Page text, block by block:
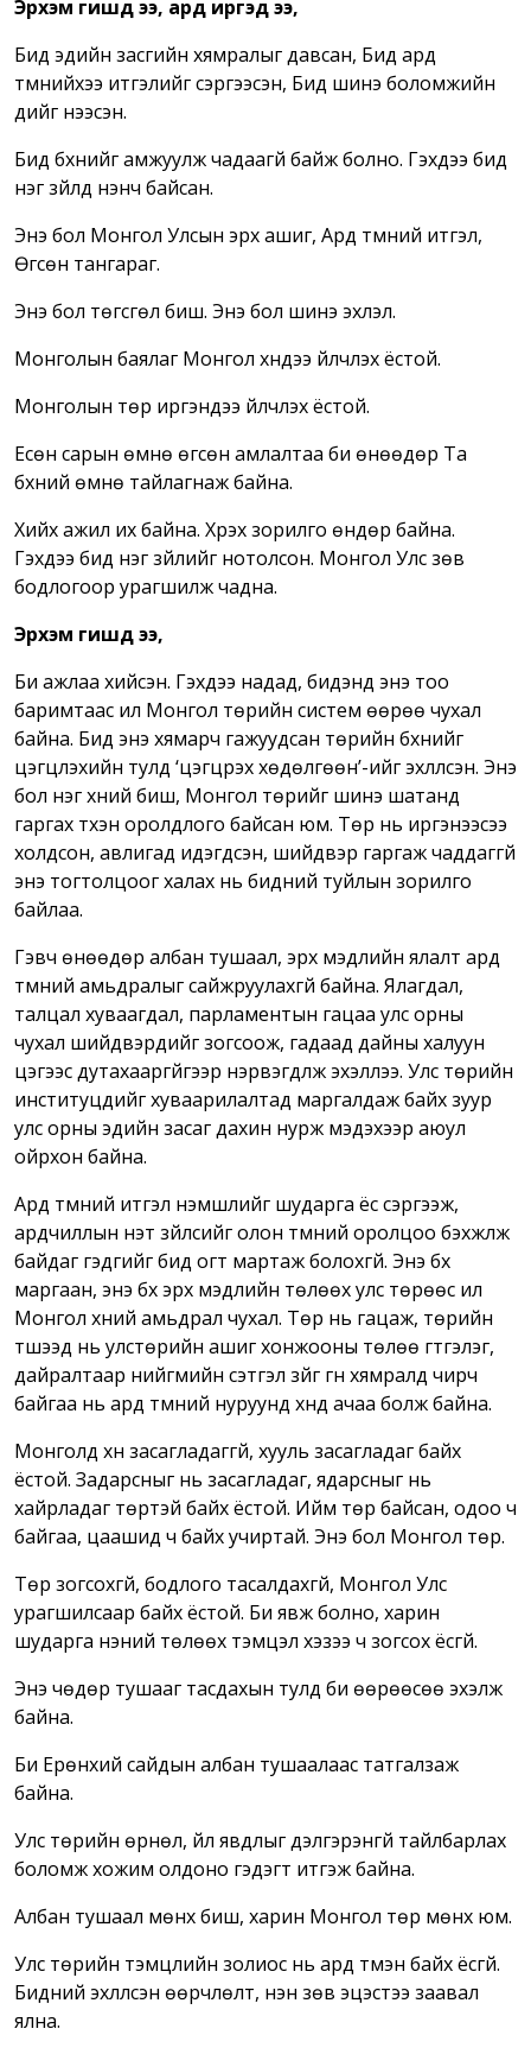
Эрхэм гишүүд ээ, ард иргэд ээ,
Бид эдийн засгийн хямралыг давсан, Бид ард
түмнийхээ итгэлийг сэргээсэн, Бид шинэ боломжийн
үүдийг нээсэн.
Бид бүхнийг амжуулж чадаагүй байж болно. Гэхдээ бид
нэг зүйлд үнэнч байсан.
Энэ бол Монгол Улсын эрх ашиг, Ард түмний итгэл,
Өгсөн тангараг.
Энэ бол төгсгөл биш. Энэ бол шинэ эхлэл.
Монголын баялаг Монгол хүндээ үйлчлэх ёстой.
Монголын төр иргэндээ үйлчлэх ёстой.
Есөн сарын өмнө өгсөн амлалтаа би өнөөдөр Та
бүхний өмнө тайлагнаж байна.
Хийх ажил их байна. Хүрэх зорилго өндөр байна.
Гэхдээ бид нэг зүйлийг нотолсон. Монгол Улс зөв
бодлогоор урагшилж чадна.
Эрхэм гишүүд ээ,
Би ажлаа хийсэн. Гэхдээ надад, бидэнд энэ тоо
баримтаас илүү Монгол төрийн систем өөрөө чухал
байна. Бид энэ хямарч гажуудсан төрийн бүхнийг
цэгцлэхийн тулд ‘цэгцрэх хөдөлгөөн’-ийг эхлүүлсэн. Энэ
бол нэг хүний биш, Монгол төрийг шинэ шатанд
гаргах түүхэн оролдлого байсан юм. Төр нь иргэнээсээ
холдсон, авлигад идэгдсэн, шийдвэр гаргаж чаддаггүй
энэ тогтолцоог халах нь бидний туйлын зорилго
байлаа.
Гэвч өнөөдөр албан тушаал, эрх мэдлийн ялалт ард
түмний амьдралыг сайжруулахгүй байна. Ялагдал,
талцал хуваагдал, парламентын гацаа улс орны
чухал шийдвэрүүдийг зогсоож, гадаад дайны халуун
цэгээс дутахааргүйгээр нэрвэгдүүлж эхэллээ. Улс төрийн
институцүүдийг хуваарилалтад маргалдаж байх зуур
улс орны эдийн засаг дахин нурж мэдэхээр аюул
ойрхон байна.
Ард түмний итгэл үнэмшлийг шударга ёс сэргээж,
ардчиллын үнэт зүйлсийг олон түмний оролцоо бэхжүүлж
байдаг гэдгийг бид огт мартаж болохгүй. Энэ бүх
маргаан, энэ бүх эрх мэдлийн төлөөх улс төрөөс илүү
Монгол хүний амьдрал чухал. Төр нь гацаж, төрийн
түшээд нь улстөрийн ашиг хонжооны төлөө гүтгэлэг,
дайралтаар нийгмийн сэтгэл зүйг гүн хямралд чирч
байгаа нь ард түмний нуруунд хүнд ачаа болж байна.
Монголд хүн засагладаггүй, хууль засагладаг байх
ёстой. Задарсныг нь засагладаг, ядарсныг нь
хайрладаг төртэй байх ёстой. Ийм төр байсан, одоо ч
байгаа, цаашид ч байх учиртай. Энэ бол Монгол төр.
Төр зогсохгүй, бодлого тасалдахгүй, Монгол Улс
урагшилсаар байх ёстой. Би явж болно, харин
шударга үнэний төлөөх тэмцэл хэзээ ч зогсох ёсгүй.
Энэ чөдөр тушааг тасдахын тулд би өөрөөсөө эхэлж
байна.
Би Ерөнхий сайдын албан тушаалаас татгалзаж
байна.
Улс төрийн өрнөл, үйл явдлыг дэлгэрэнгүй тайлбарлах
боломж хожим олдоно гэдэгт итгэж байна.
Албан тушаал мөнх биш, харин Монгол төр мөнх юм.
Улс төрийн тэмцлийн золиос нь ард түмэн байх ёсгүй.
Бидний эхлүүлсэн өөрчлөлт, үнэн зөв эцэстээ заавал
ялна.